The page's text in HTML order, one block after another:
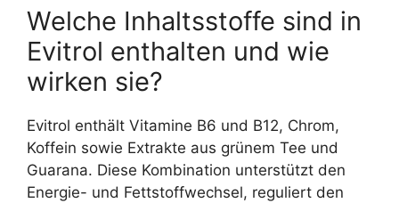
Welche Inhaltsstoffe sind in
Evitrol enthalten und wie
wirken sie?
Evitrol enthält Vitamine B6 und B12, Chrom,
Koffein sowie Extrakte aus grünem Tee und
Guarana. Diese Kombination unterstützt den
Energie- und Fettstoffwechsel, reguliert den